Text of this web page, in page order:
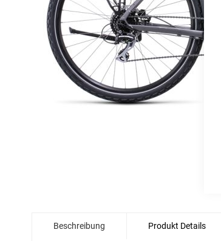
Beschreibung Produkt Details